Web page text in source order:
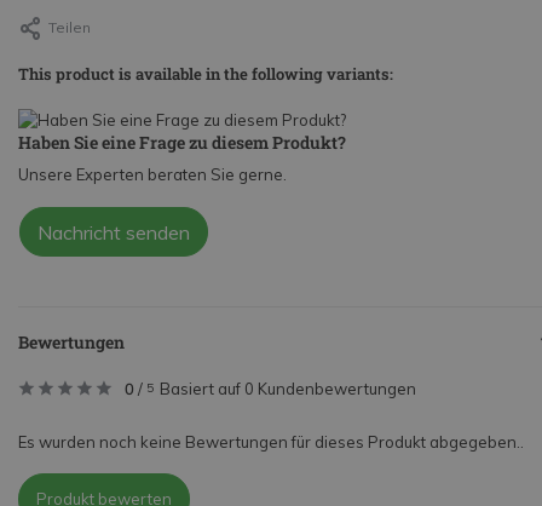
Teilen
This product is available in the following variants:
Haben Sie eine Frage zu diesem Produkt?
Unsere Experten beraten Sie gerne.
Nachricht senden
Bewertungen
0 / 5 Basiert auf 0 Kundenbewertungen
Es wurden noch keine Bewertungen für dieses Produkt abgegeben..
Produkt bewerten